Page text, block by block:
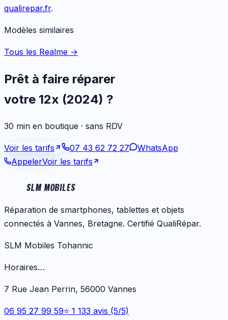
qualirepar.fr.
Modèles similaires
Tous les Realme →
Prêt à faire réparer
votre 12x (2024) ?
30 min en boutique · sans RDV
Voir les tarifs 07 43 62 72 27
WhatsApp
AppelerVoir les tarifs
SLM MOBILES
Réparation de smartphones, tablettes et objets
connectés à Vannes, Bretagne. Certifié QualiRépar.
SLM Mobiles Tohannic
Horaires…
7 Rue Jean Perrin, 56000 Vannes
06 95 27 99 59⭐ 1 133 avis (5/5)